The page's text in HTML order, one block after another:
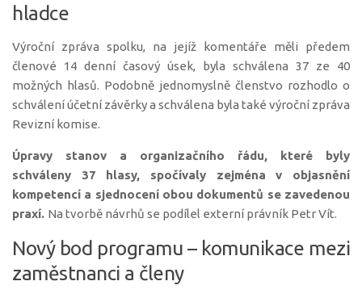
hladce
Výroční zpráva spolku, na jejíž komentáře měli předem
členové 14 denní časový úsek, byla schválena 37 ze 40
možných hlasů. Podobně jednomyslně členstvo rozhodlo o
schválení účetní závěrky a schválena byla také výroční zpráva
Revizní komise.
Úpravy stanov a organizačního řádu, které byly
schváleny 37 hlasy, spočívaly zejména v objasnění
kompetencí a sjednocení obou dokumentů se zavedenou
praxí. Na tvorbě návrhů se podílel externí právník Petr Vít.
Nový bod programu – komunikace mezi
zaměstnanci a členy